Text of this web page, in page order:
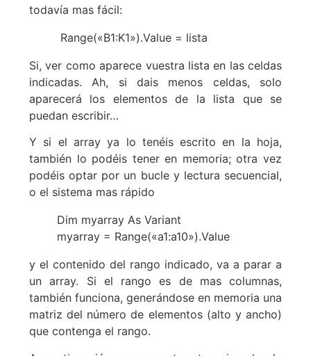
todavía mas fácil:
Range(«B1:K1»).Value = lista
Si, ver como aparece vuestra lista en las celdas
indicadas. Ah, si dais menos celdas, solo
aparecerá los elementos de la lista que se
puedan escribir…
Y si el array ya lo tenéis escrito en la hoja,
también lo podéis tener en memoria; otra vez
podéis optar por un bucle y lectura secuencial,
o el sistema mas rápido
Dim myarray As Variant
myarray = Range(«a1:a10»).Value
y el contenido del rango indicado, va a parar a
un array. Si el rango es de mas columnas,
también funciona, generándose en memoria una
matriz del número de elementos (alto y ancho)
que contenga el rango.